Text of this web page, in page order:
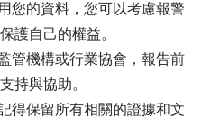
您的資料，您可以考慮報警
護自己的權益。
管機構或行業協會，報告前
持與協助。
得保留所有相關的證據和文